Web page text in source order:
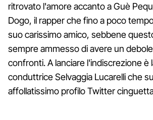
ritrovato l'amore accanto a Guè
Dogo, il rapper che fino a poco
suo carissimo amico, sebbene
sempre ammesso di avere un
confronti. A lanciare l'indiscrezione è
conduttrice Selvaggia Lucarelli che
affollatissimo profilo Twitter